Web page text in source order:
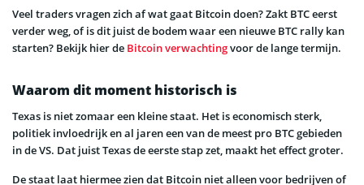
Veel traders vragen zich af wat gaat Bitcoin doen? Zakt BTC eerst
verder weg, of is dit juist de bodem waar een nieuwe BTC rally kan
starten? Bekijk hier de Bitcoin verwachtingvoor de lange termijn.
Waarom dit moment historisch is
Texas is niet zomaar een kleine staat. Het is economisch sterk,
politiek invloedrijk en al jaren een van de meest pro BTC gebieden
in de VS. Dat juist Texas de eerste stap zet, maakt het effect groter.
De staat laat hiermee zien dat Bitcoin niet alleen voor bedrijven of